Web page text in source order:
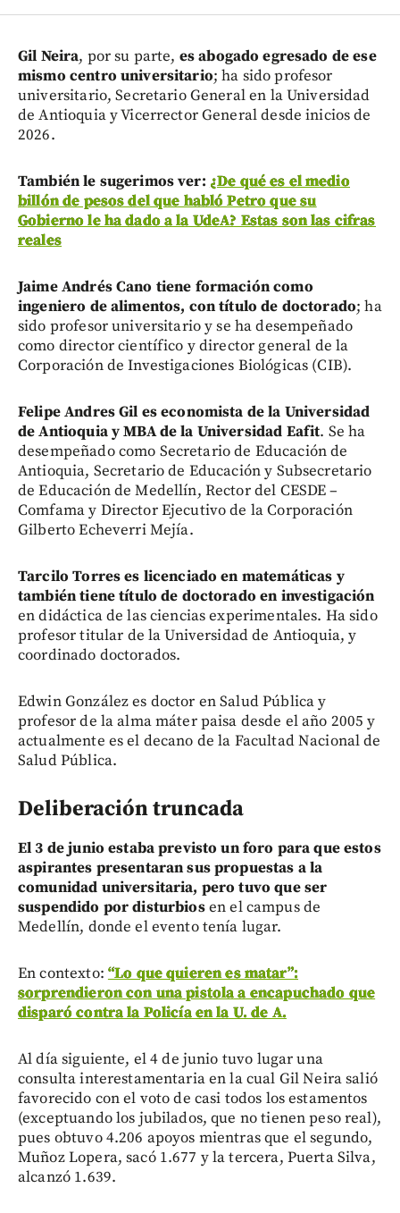
Gil Neira, por su parte, es abogado egresado de ese
mismo centro universitario; ha sido profesor
universitario, Secretario General en la Universidad
de Antioquia y Vicerrector General desde inicios de
2026.
También le sugerimos ver:¿De qué es el medio
billón de pesos del que habló Petro que su
Gobierno le ha dado a la UdeA? Estas son las cifras
reales
Jaime Andrés Cano tiene formación como
ingeniero de alimentos, con título de doctorado; ha
sido profesor universitario y se ha desempeñado
como director científico y director general de la
Corporación de Investigaciones Biológicas (CIB).
Felipe Andres Gil es economista de la Universidad
de Antioquia y MBA de la Universidad Eafit. Se ha
desempeñado como Secretario de Educación de
Antioquia, Secretario de Educación y Subsecretario
de Educación de Medellín, Rector del CESDE –
Comfama y Director Ejecutivo de la Corporación
Gilberto Echeverri Mejía.
Tarcilo Torres es licenciado en matemáticas y
también tiene título de doctorado en investigación
en didáctica de las ciencias experimentales. Ha sido
profesor titular de la Universidad de Antioquia, y
coordinado doctorados.
Edwin González es doctor en Salud Pública y
profesor de la alma máter paisa desde el año 2005 y
actualmente es el decano de la Facultad Nacional de
Salud Pública.
Deliberación truncada
El 3 de junio estaba previsto un foro para que estos
aspirantes presentaran sus propuestas a la
comunidad universitaria, pero tuvo que ser
suspendido por disturbiosen el campus de
Medellín, donde el evento tenía lugar.
En contexto: “Lo que quieren es matar”:
sorprendieron con una pistola a encapuchado que
disparó contra la Policía en la U. de A.
Al día siguiente, el 4 de junio tuvo lugar una
consulta interestamentaria en la cual Gil Neira salió
favorecido con el voto de casi todos los estamentos
(exceptuando los jubilados, que no tienen peso real),
pues obtuvo 4.206 apoyos mientras que el segundo,
Muñoz Lopera, sacó 1.677 y la tercera, Puerta Silva,
alcanzó 1.639.